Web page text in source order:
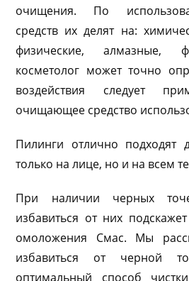
очищения. По
средств их делят на:
физические, алмазные,
косметолог может точно
воздействия следует
очищающее средство
Пилинги отлично подходят
только на лице, но и на всем
При наличии черных
избавиться от них
омоложения Смас. Мы
избавиться от черной
оптимальный способ